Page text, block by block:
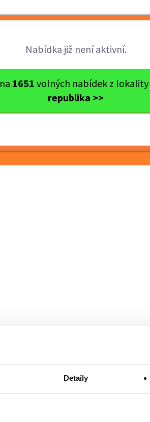
Detaily
Nabídka již není aktivní.
1651 volných nabídek z lokality
republika >>
České Budějovice